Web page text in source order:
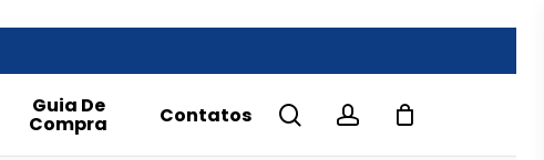
Guia De
Compra Contatos searchaccount